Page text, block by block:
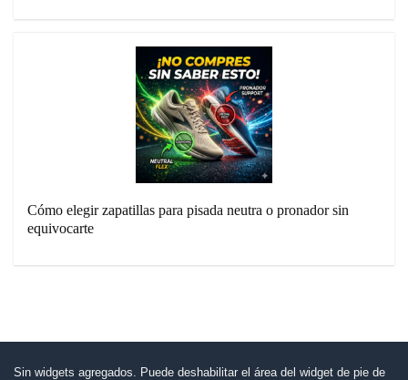
Cómo elegir zapatillas para pisada neutra o pronador sin
equivocarte
Sin widgets agregados. Puede deshabilitar el área del widget de pie de